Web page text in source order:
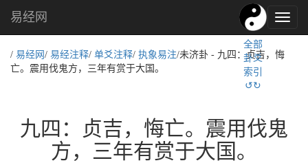
易
经
化,
易经网
全部
卦爻
索引
↺↻
/ 易经网 / 易经注释/ 单爻注释/ 执象易注/未济卦 - 九四：贞吉，悔
亡。震用伐鬼方，三年有赏于大国。
九四：贞吉，悔亡。震用伐鬼
方，三年有赏于大国。